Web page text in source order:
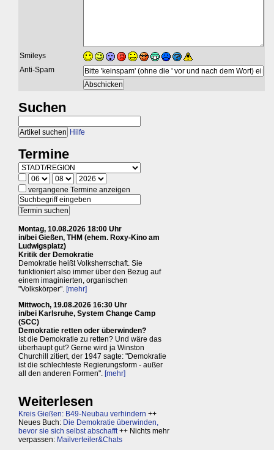
Smileys
Anti-Spam
Suchen
Hilfe
Termine
vergangene Termine anzeigen
Montag, 10.08.2026 18:00 Uhr
in/bei Gießen, THM (ehem. Roxy-Kino am
Ludwigsplatz)
Kritik der Demokratie
Demokratie heißt Volksherrschaft. Sie
funktioniert also immer über den Bezug auf
einem imaginierten, organischen
"Volkskörper". [mehr]
Mittwoch, 19.08.2026 16:30 Uhr
in/bei Karlsruhe, System Change Camp
(SCC)
Demokratie retten oder überwinden?
Ist die Demokratie zu retten? Und wäre das
überhaupt gut? Gerne wird ja Winston
Churchill zitiert, der 1947 sagte: "Demokratie
ist die schlechteste Regierungsform - außer
all den anderen Formen". [mehr]
Weiterlesen
Kreis Gießen: B49-Neubau verhindern ++
Neues Buch: Die Demokratie überwinden,
bevor sie sich selbst abschafft++ Nichts mehr
verpassen: Mailverteiler&Chats